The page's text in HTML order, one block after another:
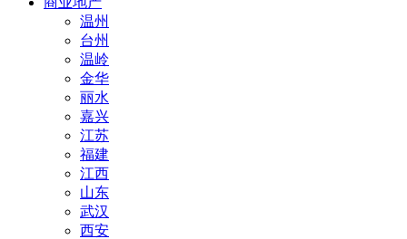
温州
台州
温岭
金华
丽水
嘉兴
江苏
福建
江西
山东
武汉
西安